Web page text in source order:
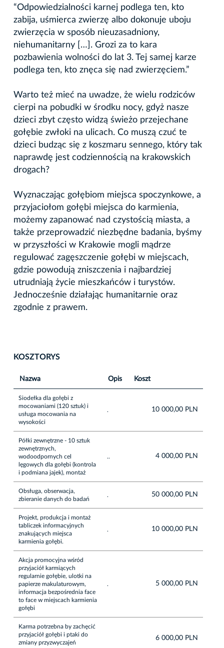
“Odpowiedzialności karnej podlega ten, kto
zabija, uśmierca zwierzę albo dokonuje uboju
zwierzęcia w sposób nieuzasadniony,
niehumanitarny […]. Grozi za to kara
pozbawienia wolności do lat 3. Tej samej karze
podlega ten, kto znęca się nad zwierzęciem.”
Warto też mieć na uwadze, że wielu rodziców
cierpi na pobudki w środku nocy, gdyż nasze
dzieci zbyt często widzą świeżo przejechane
gołębie zwłoki na ulicach. Co muszą czuć te
dzieci budząc się z koszmaru sennego, który tak
naprawdę jest codziennością na krakowskich
drogach?
Wyznaczając gołębiom miejsca spoczynkowe, a
przyjaciołom gołębi miejsca do karmienia,
możemy zapanować nad czystością miasta, a
także przeprowadzić niezbędne badania, byśmy
w przyszłości w Krakowie mogli mądrze
regulować zagęszczenie gołębi w miejscach,
gdzie powodują zniszczenia i najbardziej
utrudniają życie mieszkańców i turystów.
Jednocześnie działając humanitarnie oraz
zgodnie z prawem.
KOSZTORYS
Nazwa Opis Koszt
Siodełka dla gołębi z
mocowaniami (120 sztuk) i
usługa mocowania na
wysokości
. 10 000,00 PLN
Półki zewnętrzne - 10 sztuk
zewnętrznych,
wodoodpornych cel
lęgowych dla gołębi (kontrola
i podmiana jajek), montaż
.. 4 000,00 PLN
Obsługa, obserwacja,
zbieranie danych do badań
. 50 000,00 PLN
Projekt, produkcja i montaż
tabliczek informacyjnych
znakujących miejsca
karmienia gołębi.
. 10 000,00 PLN
Akcja promocyjna wśród
przyjaciół karmiących
regularnie gołębie, ulotki na
papierze makulaturowym,
informacja bezpośrednia face
to face w miejscach karmienia
gołębi
. 5 000,00 PLN
Karma potrzebna by zachęcić
przyjaciół gołębi i ptaki do
zmiany przyzwyczajeń
6 000,00 PLN